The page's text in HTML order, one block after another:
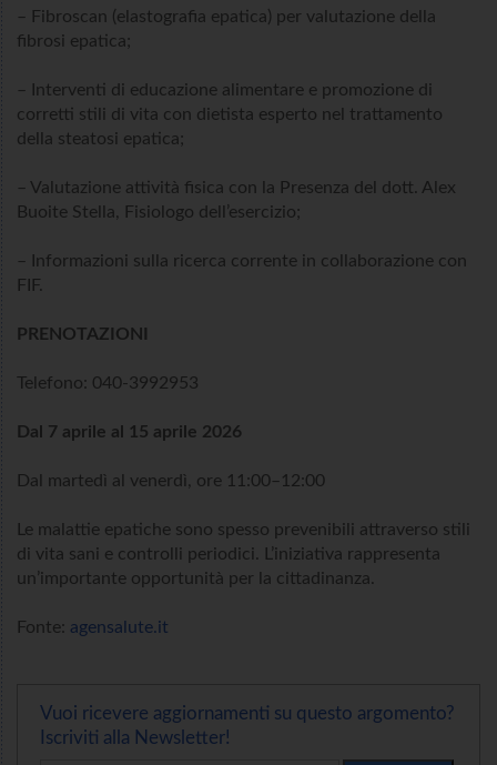
– Fibroscan (elastografia epatica) per valutazione della
fibrosi epatica;
– Interventi di educazione alimentare e promozione di
corretti stili di vita con dietista esperto nel trattamento
della steatosi epatica;
– Valutazione attività fisica con la Presenza del dott. Alex
Buoite Stella, Fisiologo dell’esercizio;
– Informazioni sulla ricerca corrente in collaborazione con
FIF.
PRENOTAZIONI
Telefono: 040-3992953
Dal 7 aprile al 15 aprile 2026
Dal martedì al venerdì, ore 11:00–12:00
Le malattie epatiche sono spesso prevenibili attraverso stili
di vita sani e controlli periodici. L’iniziativa rappresenta
un’importante opportunità per la cittadinanza.
Fonte: agensalute.it
Vuoi ricevere aggiornamenti su questo argomento?
Iscriviti alla Newsletter!